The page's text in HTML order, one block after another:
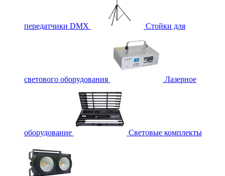
передатчики DMX Стойки для
светового оборудования Лазерное
оборудование Световые комплекты